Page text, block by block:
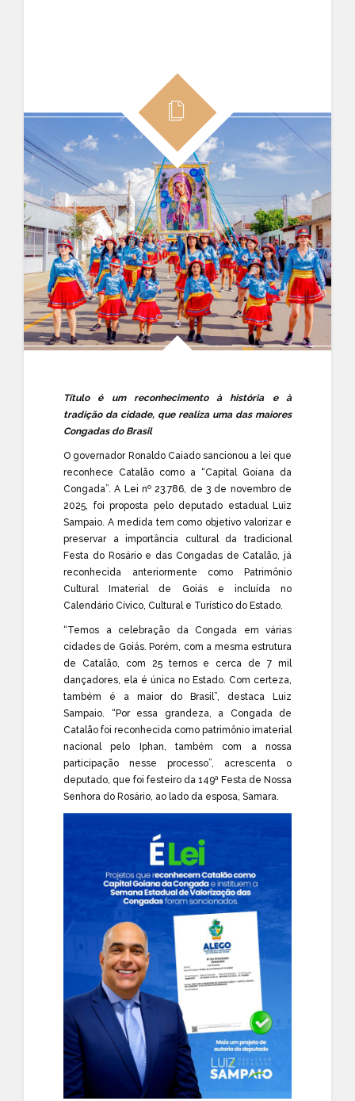
Título é um reconhecimento à história e à
tradição da cidade, que realiza uma das maiores
Congadas do Brasil
O governador Ronaldo Caiado sancionou a lei que
reconhece Catalão como a “Capital Goiana da
Congada”. A Lei nº 23.786, de 3 de novembro de
2025, foi proposta pelo deputado estadual Luiz
Sampaio. A medida tem como objetivo valorizar e
preservar a importância cultural da tradicional
Festa do Rosário e das Congadas de Catalão, já
reconhecida anteriormente como Patrimônio
Cultural Imaterial de Goiás e incluída no
Calendário Cívico, Cultural e Turístico do Estado.
“Temos a celebração da Congada em várias
cidades de Goiás. Porém, com a mesma estrutura
de Catalão, com 25 ternos e cerca de 7 mil
dançadores, ela é única no Estado. Com certeza,
também é a maior do Brasil”, destaca Luiz
Sampaio. “Por essa grandeza, a Congada de
Catalão foi reconhecida como patrimônio imaterial
nacional pelo Iphan, também com a nossa
participação nesse processo”, acrescenta o
deputado, que foi festeiro da 149ª Festa de Nossa
Senhora do Rosário, ao lado da esposa, Samara.